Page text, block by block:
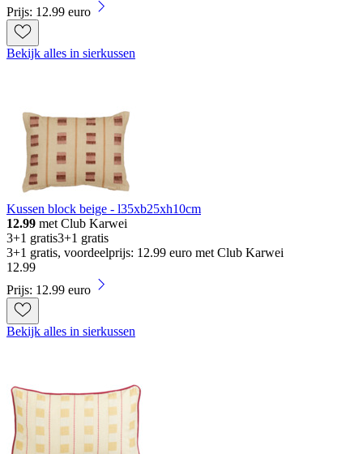
Prijs: 12.99 euro
Bekijk alles in sierkussen
Kussen block beige - l35xb25xh10cm
12.99 met Club Karwei
3+1 gratis3+1 gratis
3+1 gratis, voordeelprijs: 12.99 euro met Club Karwei
12.99
Prijs: 12.99 euro
Bekijk alles in sierkussen